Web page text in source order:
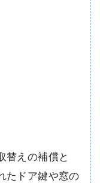
替えの補償と
たドア鍵や窓の